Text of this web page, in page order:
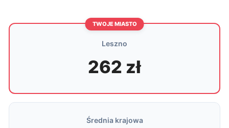
TWOJE MIASTO
Leszno
262 zł
Średnia krajowa